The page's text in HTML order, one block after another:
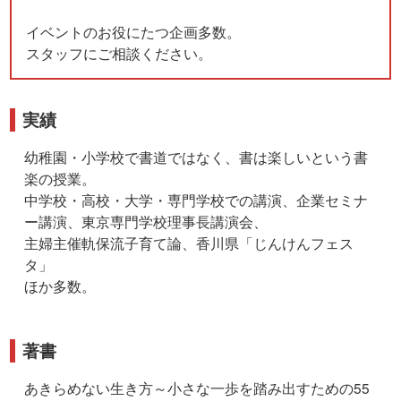
イベントのお役にたつ企画多数。
スタッフにご相談ください。
実績
幼稚園・小学校で書道ではなく、書は楽しいという書
楽の授業。
中学校・高校・大学・専門学校での講演、企業セミナ
ー講演、東京専門学校理事長講演会、
主婦主催軌保流子育て論、香川県「じんけんフェス
タ」
ほか多数。
著書
あきらめない生き方～小さな一歩を踏み出すための55